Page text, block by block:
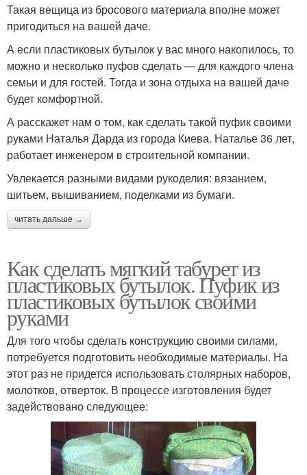
Такая вещица из бросового материала вполне может
пригодиться на вашей даче.
А если пластиковых бутылок у вас много накопилось, то
можно и несколько пуфов сделать — для каждого члена
семьи и для гостей. Тогда и зона отдыха на вашей даче
будет комфортной.
А расскажет нам о том, как сделать такой пуфик своими
руками Наталья Дарда из города Киева. Наталье 36 лет,
работает инженером в строительной компании.
Увлекается разными видами рукоделия: вязанием,
шитьем, вышиванием, поделками из бумаги.
читать дальше →
Как сделать мягкий табурет из
пластиковых бутылок. Пуфик из
пластиковых бутылок своими
руками
Для того чтобы сделать конструкцию своими силами,
потребуется подготовить необходимые материалы. На
этот раз не придется использовать столярных наборов,
молотков, отверток. В процессе изготовления будет
задействовано следующее: